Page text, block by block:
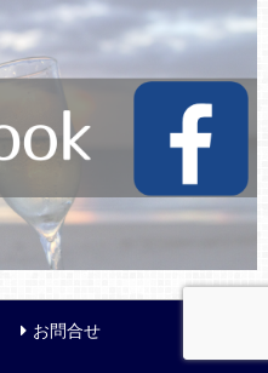
お問合せ